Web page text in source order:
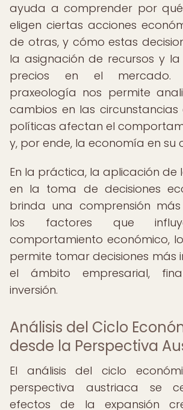
ayuda a comprender por
eligen ciertas acciones
de otras, y cómo estas
la asignación de recursos y
precios en el mercado.
praxeología nos permite
cambios en las
políticas afectan el
y, por ende, la economía en su
En la práctica, la aplicación de
en la toma de decisiones
brinda una comprensión
los factores que
comportamiento económico,
permite tomar decisiones más
el ámbito empresarial,
inversión.
Análisis del Ciclo
desde la Perspectiva
El análisis del ciclo
perspectiva austriaca se
efectos de la expansión